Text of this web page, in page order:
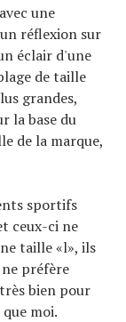
une
réflexion sur
éclair d'une
de taille
grandes,
la base du
de la marque,
sportifs
ceux-ci ne
taille «l», ils
préfère
bien pour
moi.